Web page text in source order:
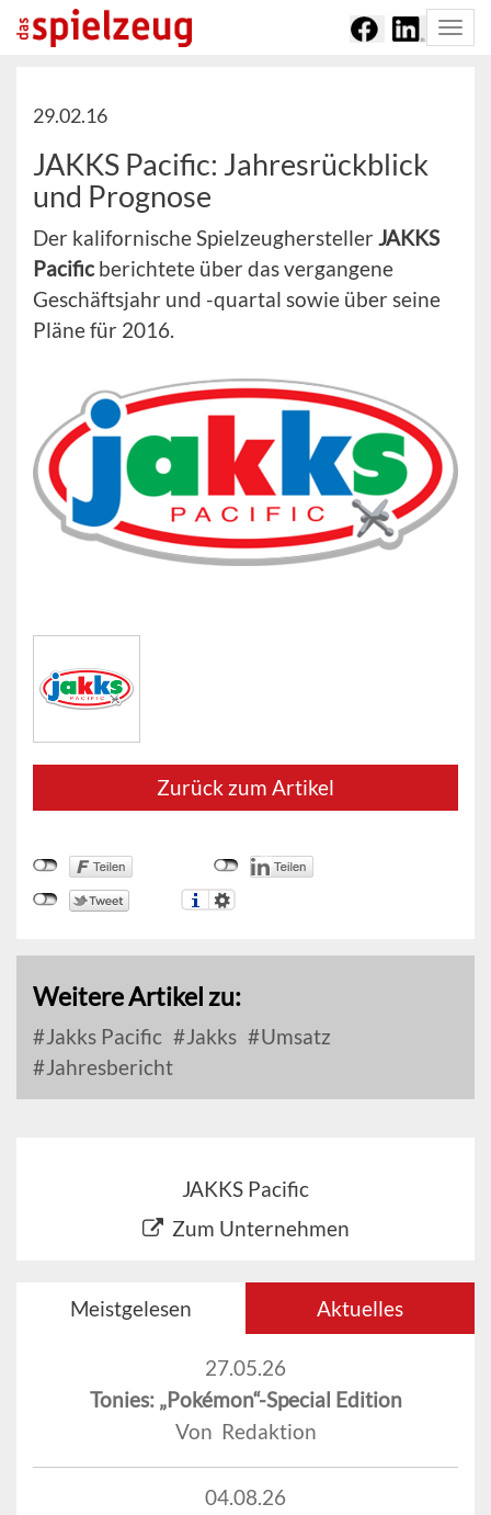
29.02.16
JAKKS Pacific: Jahresrückblick
und Prognose
Der kalifornische SpielzeugherstellerJAKKS
Pacific berichtete über das vergangene
Geschäftsjahr und -quartal sowie über seine
Pläne für 2016.
Zurück zum Artikel
Weitere Artikel zu:
Jakks Pacific Jakks
Umsatz
Jahresbericht
JAKKS Pacific
Zum Unternehmen
Meistgelesen Aktuelles
27.05.26
Tonies: „Pokémon“-Special Edition
Von Redaktion
04.08.26